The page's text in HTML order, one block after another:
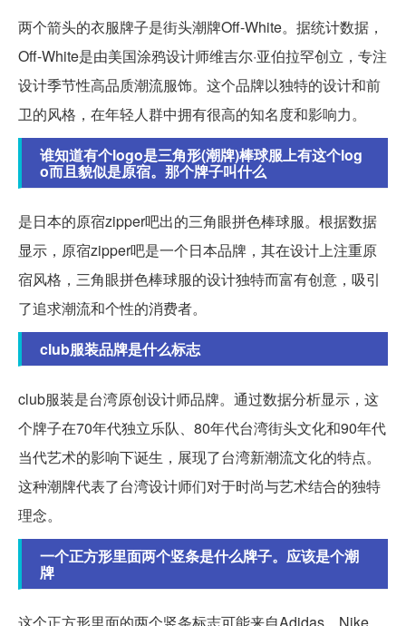
两个箭头的衣服牌子是街头潮牌Off-White。据统计数据，
Off-White是由美国涂鸦设计师维吉尔·亚伯拉罕创立，专注
设计季节性高品质潮流服饰。这个品牌以独特的设计和前
卫的风格，在年轻人群中拥有很高的知名度和影响力。
谁知道有个logo是三角形(潮牌)棒球服上有这个log
o而且貌似是原宿。那个牌子叫什么
是日本的原宿zipper吧出的三角眼拼色棒球服。根据数据
显示，原宿zipper吧是一个日本品牌，其在设计上注重原
宿风格，三角眼拼色棒球服的设计独特而富有创意，吸引
了追求潮流和个性的消费者。
club服装品牌是什么标志
club服装是台湾原创设计师品牌。通过数据分析显示，这
个牌子在70年代独立乐队、80年代台湾街头文化和90年代
当代艺术的影响下诞生，展现了台湾新潮流文化的特点。
这种潮牌代表了台湾设计师们对于时尚与艺术结合的独特
理念。
一个正方形里面两个竖条是什么牌子。应该是个潮
牌
这个正方形里面的两个竖条标志可能来自Adidas、Nike、